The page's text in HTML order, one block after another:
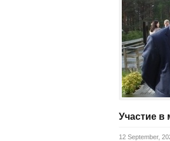
Участие в
12 September,